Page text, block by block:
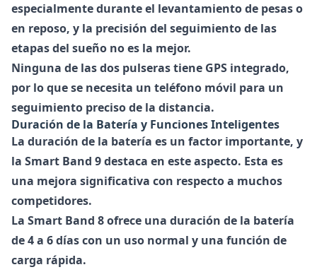
especialmente durante el levantamiento de pesas o
en reposo, y la precisión del seguimiento de las
etapas del sueño no es la mejor.
Ninguna de las dos pulseras tiene GPS integrado,
por lo que se necesita un teléfono móvil para un
seguimiento preciso de la distancia.
Duración de la Batería y Funciones Inteligentes
La duración de la batería es un factor importante, y
la Smart Band 9destaca en este aspecto. Esta es
una mejora significativa con respecto a muchos
competidores.
La Smart Band 8ofrece una duración de la batería
de 4 a 6 días con un uso normal y una función de
carga rápida.